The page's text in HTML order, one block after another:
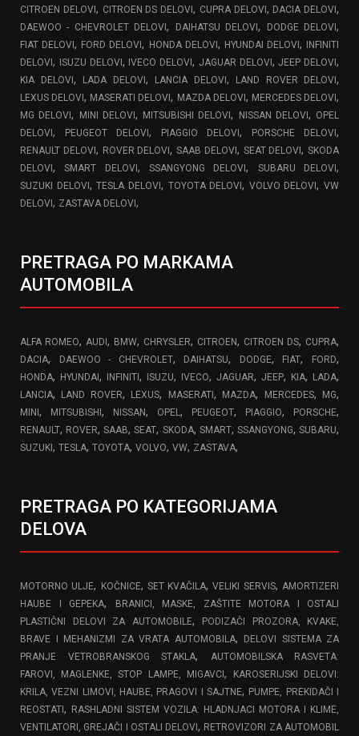
CITROEN DELOVI , CITROEN DS DELOVI , CUPRA DELOVI , DACIA DELOVI ,
DAEWOO - CHEVROLET DELOVI, DAIHATSU DELOVI, DODGE DELOVI,
FIAT DELOVI, FORD DELOVI, HONDA DELOVI , HYUNDAI DELOVI ,
INFINITI
DELOVI , ISUZU DELOVI , IVECO DELOVI , JAGUAR DELOVI ,JEEP DELOVI ,
KIA DELOVI , LADA DELOVI , LANCIA DELOVI , LAND ROVER DELOVI ,
LEXUS DELOVI, MASERATI DELOVI, MAZDA DELOVI , MERCEDES DELOVI,
MG DELOVI, MINI DELOVI , MITSUBISHI DELOVI, NISSAN DELOVI , OPEL
DELOVI , PEUGEOT DELOVI , PIAGGIO DELOVI , PORSCHE DELOVI ,
RENAULT DELOVI , ROVER DELOVI, SAAB DELOVI , SEAT DELOVI, SKODA
DELOVI ,SMART DELOVI ,SSANGYONG DELOVI, SUBARU DELOVI,
SUZUKI DELOVI ,TESLA DELOVI , TOYOTA DELOVI, VOLVO DELOVI, VW
DELOVI , ZASTAVA DELOVI ,
PRETRAGA PO MARKAMA
AUTOMOBILA
ALFA ROMEO, AUDI , BMW, CHRYSLER, CITROEN, CITROEN DS, CUPRA,
DACIA, DAEWOO - CHEVROLET, DAIHATSU, DODGE, FIAT, FORD,
HONDA, HYUNDAI , INFINITI , ISUZU, IVECO, JAGUAR, JEEP, KIA, LADA,
LANCIA, LAND ROVER, LEXUS, MASERATI , MAZDA, MERCEDES, MG,
MINI , MITSUBISHI , NISSAN, OPEL, PEUGEOT, PIAGGIO, PORSCHE,
RENAULT, ROVER,SAAB,SEAT, SKODA, SMART, SSANGYONG,SUBARU,
SUZUKI , TESLA, TOYOTA, VOLVO, VW, ZASTAVA,
PRETRAGA PO KATEGORIJAMA
DELOVA
MOTORNO ULJE, KOČNICE, SET KVAČILA,VELIKI SERVIS,AMORTIZERI
HAUBE I GEPEKA,
BRANICI, MASKE, ZAŠTITE MOTORA I OSTALI
PLASTIČNI DELOVI ZA AUTOMOBILE,
PODIZAČI PROZORA, KVAKE,
BRAVE I MEHANIZMI ZA VRATA AUTOMOBILA,
DELOVI SISTEMA ZA
PRANJE VETROBRANSKOG STAKLA,
AUTOMOBILSKA RASVETA:
FAROVI, MAGLENKE, STOP LAMPE, MIGAVCI ,
KAROSERIJSKI DELOVI:
KRILA, VEZNI LIMOVI, HAUBE, PRAGOVI I SAJTNE, PUMPE, PREKIDAČI I
REOSTATI ,
RASHLADNI SISTEM VOZILA: HLADNJACI MOTORA I KLIME,
VENTILATORI, GREJAČI I OSTALI DELOVI, RETROVIZORI ZA AUTOMOBIL